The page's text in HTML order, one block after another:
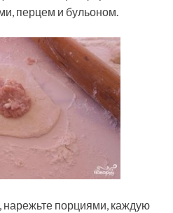
перцем и бульоном.
нарежьте порциями, каждую